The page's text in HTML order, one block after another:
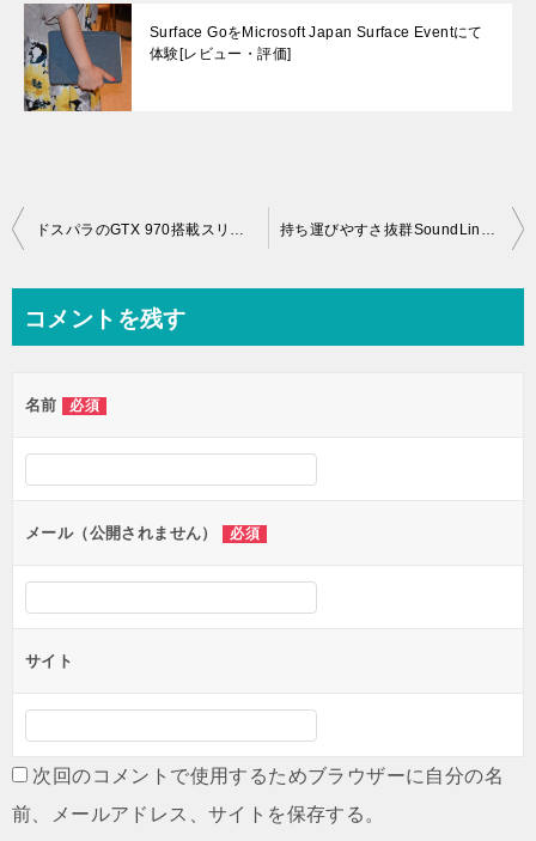
Surface GoをMicrosoft Japan Surface Eventにて
体験[レビュー・評価]
投
ビ
ー
シ
ョ
ン
ドスパラのGTX 970搭載スリムモデル「ガレリア SF」展示会簡易レビュー！ 持ち運びやすさ抜群SoundLink® Mini Bluetooth® speaker II展示会レビュー！
コメントを残す
名前 必須
メール（公開されません） 必須
サイト
次回のコメントで使用するためブラウザーに自分の名
前、メールアドレス、サイトを保存する。